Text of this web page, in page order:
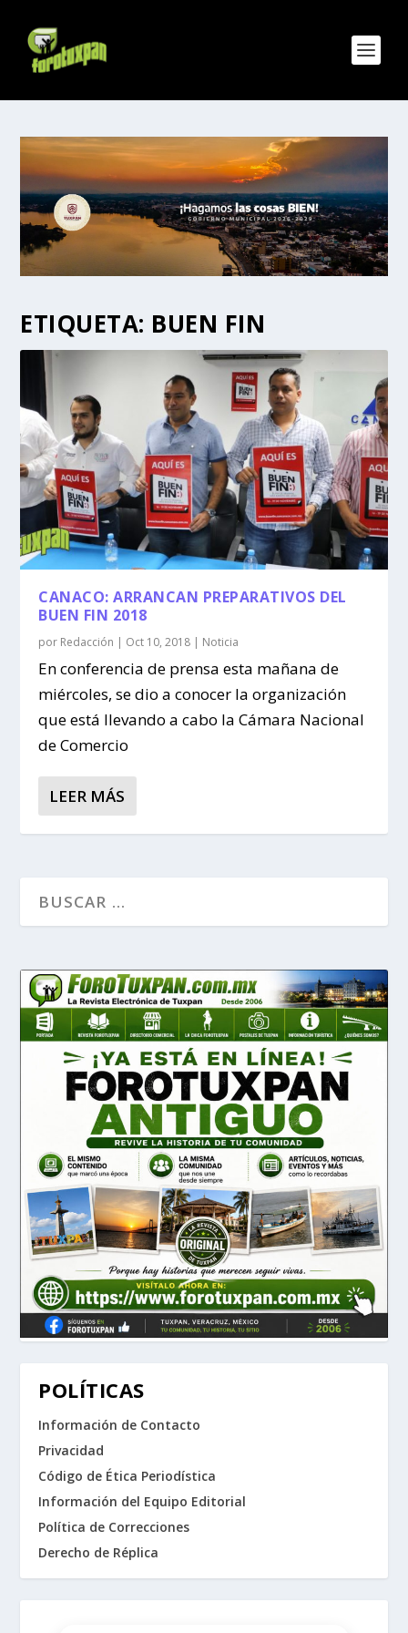
ETIQUETA: BUEN FIN
CANACO: ARRANCAN PREPARATIVOS DEL
BUEN FIN 2018
por Redacción | Oct 10, 2018 | Noticia
En conferencia de prensa esta mañana de
miércoles, se dio a conocer la organización
que está llevando a cabo la Cámara Nacional
de Comercio
LEER MÁS
POLÍTICAS
Información de Contacto
Privacidad
Código de Ética Periodística
Información del Equipo Editorial
Política de Correcciones
Derecho de Réplica